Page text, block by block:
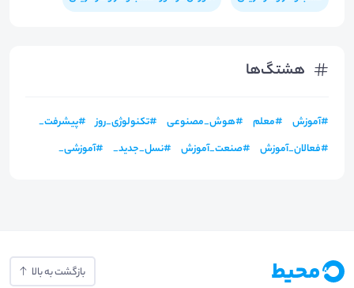
هشتگ‌ها
#آموزش #معلم #هوش_مصنوعی #تکنولوژی_روز #پیشرفت_
#فعالان_آموزش #صنعت_آموزش #نسل_جدید_ #آموزشی_
بازگشت به بالا